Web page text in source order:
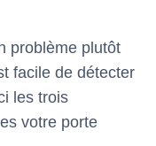
problème plutôt
facile de détecter
les trois
votre porte